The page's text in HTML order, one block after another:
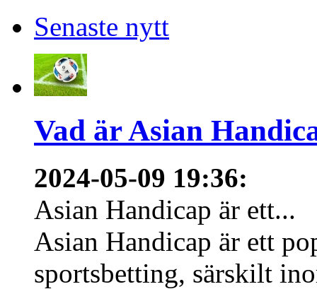
Senaste nytt
Vad är Asian
2024-05-09 19:36:
Asian Handicap är ett...
Asian Handicap är ett
sportsbetting, särskilt